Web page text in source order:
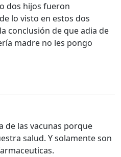
dos hijos fueron
lo visto en estos dos
conclusión de que adia de
madre no les pongo
de las vacunas porque
salud. Y solamente son